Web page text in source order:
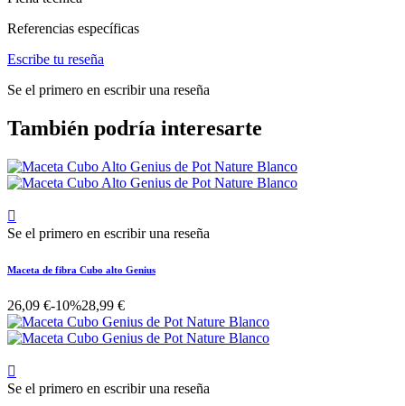
Referencias específicas
Escribe tu reseña
Se el primero en escribir una reseña
También podría interesarte

Se el primero en escribir una reseña
Maceta de fibra Cubo alto Genius
26,09 €-10%28,99 €

Se el primero en escribir una reseña